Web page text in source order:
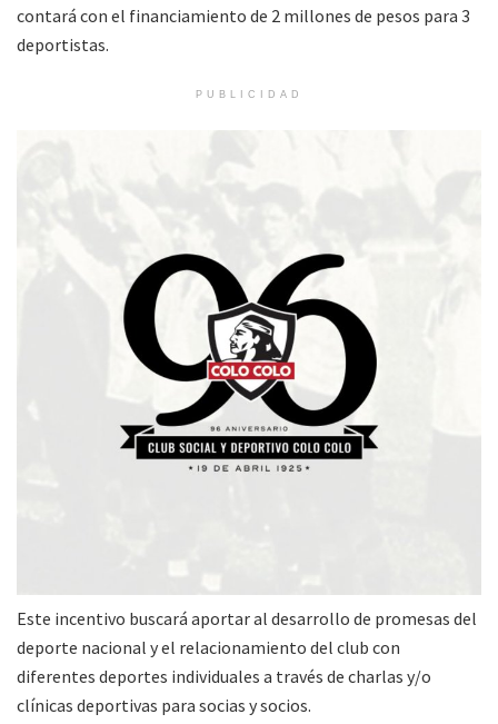
contará con el financiamiento de 2 millones de pesos para 3
deportistas.
PUBLICIDAD
Este incentivo buscará aportar al desarrollo de promesas del
deporte nacional y el relacionamiento del club con
diferentes deportes individuales a través de charlas y/o
clínicas deportivas para socias y socios.